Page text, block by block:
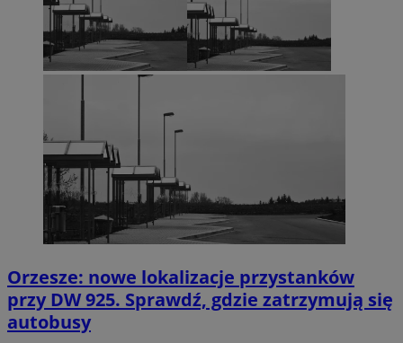
Orzesze: nowe lokalizacje przystanków
przy DW 925. Sprawdź, gdzie zatrzymują się
autobusy